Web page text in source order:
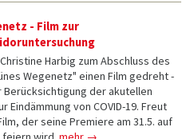
- Film zur
Harbig zum Abschluss des
Wegenetz" einen Film gedreht -
Berücksichtigung der akutellen
Eindämmung von COVID-19. Freut
der seine Premiere am 31.5. auf